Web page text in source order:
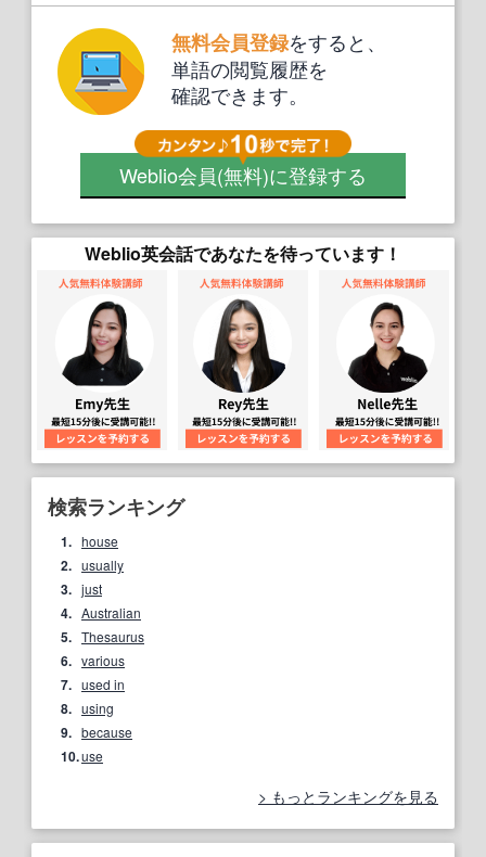
無料会員登録をすると、
単語の閲覧履歴を
確認できます。
Weblio会員(無料)に登録する
Weblio英会話であなたを待っています！
検索ランキング
1. house
2. usually
3. just
4. Australian
5. Thesaurus
6. various
7. used in
8. using
9. because
10.use
もっとランキングを見る